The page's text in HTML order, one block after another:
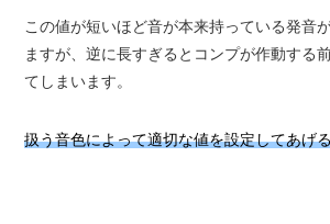
この値が短いほど音が本来持っている発音
ますが、逆に長すぎるとコンプが作動する
てしまいます。
扱う音色によって適切な値を設定してあげ